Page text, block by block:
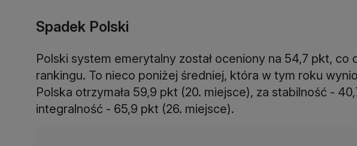
Spadek Polski
Polski system emerytalny został oceniony na 54,7 pkt, co
rankingu. To nieco poniżej średniej, która w tym roku
Polska otrzymała 59,9 pkt (20. miejsce), za stabilność -
integralność - 65,9 pkt (26. miejsce).